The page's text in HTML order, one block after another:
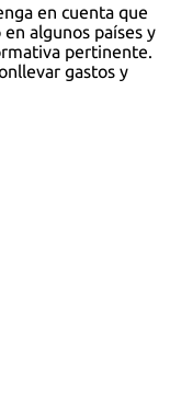
en cuenta que
algunos países y
pertinente.
gastos y